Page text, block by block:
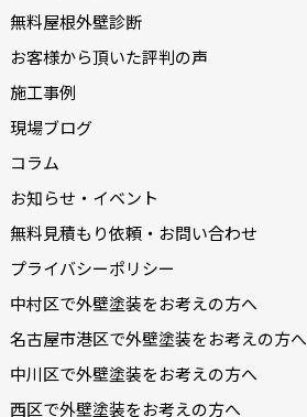
無料屋根外壁診断
お客様から頂いた評判の声
施工事例
現場ブログ
コラム
お知らせ・イベント
無料見積もり依頼・お問い合わせ
プライバシーポリシー
中村区で外壁塗装をお考えの方へ
名古屋市港区で外壁塗装をお考えの方へ
中川区で外壁塗装をお考えの方へ
西区で外壁塗装をお考えの方へ